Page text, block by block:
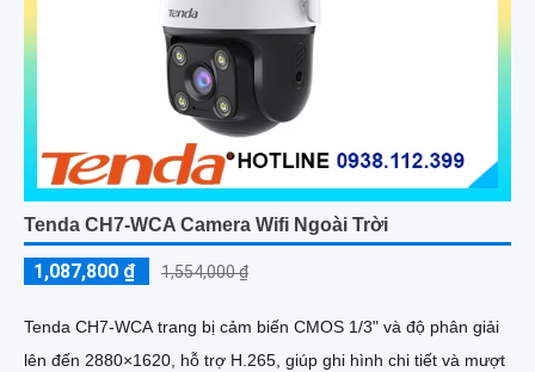
805,000 ₫ 1,150,000 ₫